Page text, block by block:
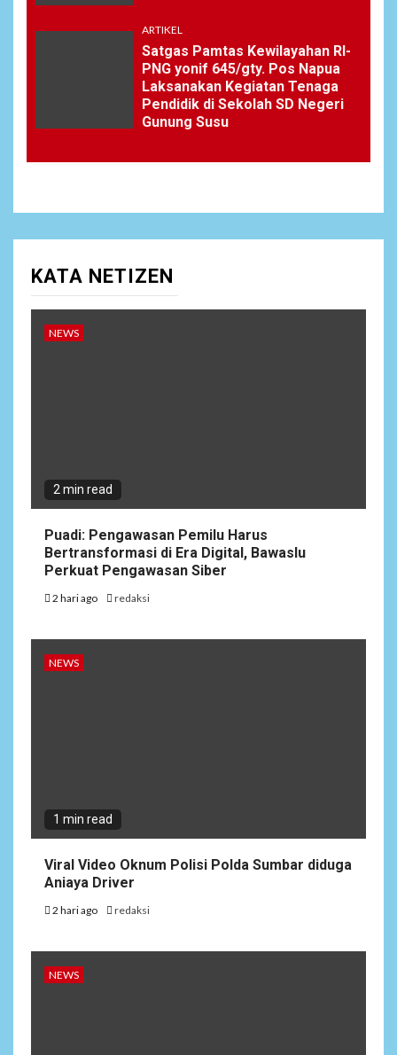
ARTIKEL
Satgas Pamtas Kewilayahan RI-
PNG yonif 645/gty. Pos Napua
Laksanakan Kegiatan Tenaga
Pendidik di Sekolah SD Negeri
Gunung Susu
KATA NETIZEN
NEWS
2 min read
Puadi: Pengawasan Pemilu Harus
Bertransformasi di Era Digital, Bawaslu
Perkuat Pengawasan Siber
2 hari ago redaksi
NEWS
1 min read
Viral Video Oknum Polisi Polda Sumbar diduga
Aniaya Driver
2 hari ago redaksi
NEWS